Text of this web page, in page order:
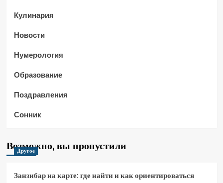
Кулинария
Новости
Нумерология
Образование
Поздравления
Сонник
Возможно, вы пропустили
Другое
Занзибар на карте: где найти и как ориентироваться